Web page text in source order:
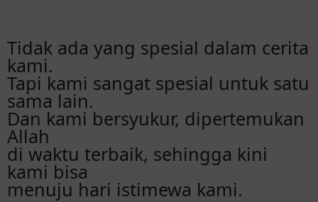
Tidak ada yang spesial dalam cerita
kami.
Tapi kami sangat spesial untuk satu
sama lain.
Dan kami bersyukur, dipertemukan
Allah
di waktu terbaik, sehingga kini
kami bisa
menuju hari istimewa kami.